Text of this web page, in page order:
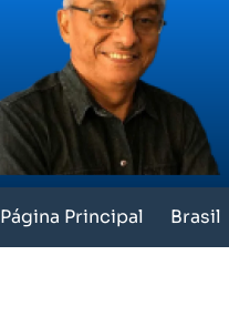
Página Principal Brasil